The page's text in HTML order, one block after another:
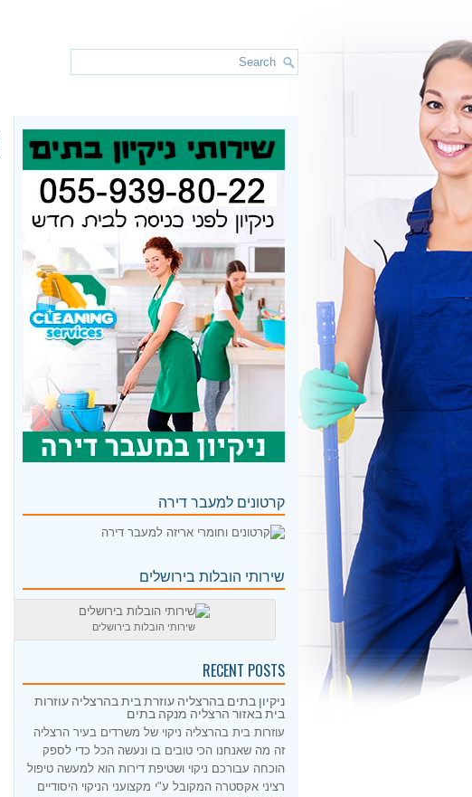
קרטונים למעבר דירה
שירותי הובלות בירושלים
שירותי הובלות בירושלים
RECENT POSTS
ניקיון בתים בהרצליה עוזרת בית בהרצליה עוזרות
בית באזור הרצליה מנקה בתים
עוזרות בית בהרצליה ניקוי של משרדים בעיר הרצליה
זה מה שאנחנו הכי טובים בו ונעשה הכל כדי לספק
הוכחה עבורכם ניקוי ושטיפת דירות הוא למעשה טיפול
רציני אקסטרה המקובל ע"י מקצועני הניקוי היסודיים